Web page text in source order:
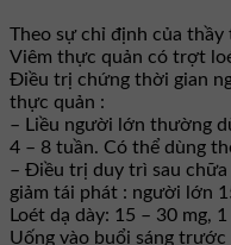
Theo sự chỉ định của
Viêm thực quản có trợt
Điều trị chứng thời gian
thực quản :
– Liều người lớn thường
4 – 8 tuần. Có thể dùng
– Điều trị duy trì sau
giảm tái phát : người lớn
Loét dạ dày: 15 – 30 mg,
Uống vào buổi sáng trước